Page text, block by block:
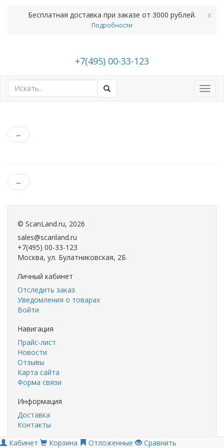
Бесплатная доставка при заказе от 3000 рублей.
Подробности
x
+7(495) 00-33-123
←
←
© ScanLand.ru, 2026
sales@scanland.ru
+7(495) 00-33-123
Москва, ул. Булатниковская, 2Б
Личный кабинет
Отследить заказ
Уведомления о товарах
Войти
Навигация
Прайс-лист
Новости
Отзывы
Карта сайта
Форма связи
Информация
Доставка
Контакты
Кабинет
Корзина Отложенные Сравнить